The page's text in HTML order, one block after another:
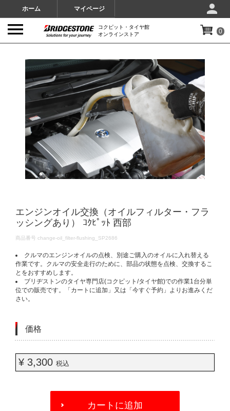
ホーム マイページ
コクピット・タイヤ館
オンラインストア
0
エンジンオイル交換（オイルフィルター・フラ
ッシングあり） ｺｸﾋﾟｯﾄ 西部
DETAILS
商品番号 change-oil_filter-flushing_SP2686
クルマのエンジンオイルの点検、別途ご購入のオイルに入れ替える
作業です。クルマの安全走行のために、部品の状態を点検、交換するこ
とをおすすめします。
ブリヂストンのタイヤ専門店(コクピット/タイヤ館)での作業1台分単
位での販売です。「カートに追加」又は「今すぐ予約」よりお進みくだ
さい。
価格
¥ 3,300 税込
カートに追加